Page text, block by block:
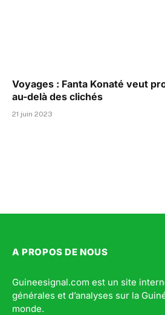
Voyages : Fanta Konaté veut
au-delà des clichés
21 juin 2023
A PROPOS DE NOUS
Guineesignal.com est un site
générales et d’analyses sur la
monde.